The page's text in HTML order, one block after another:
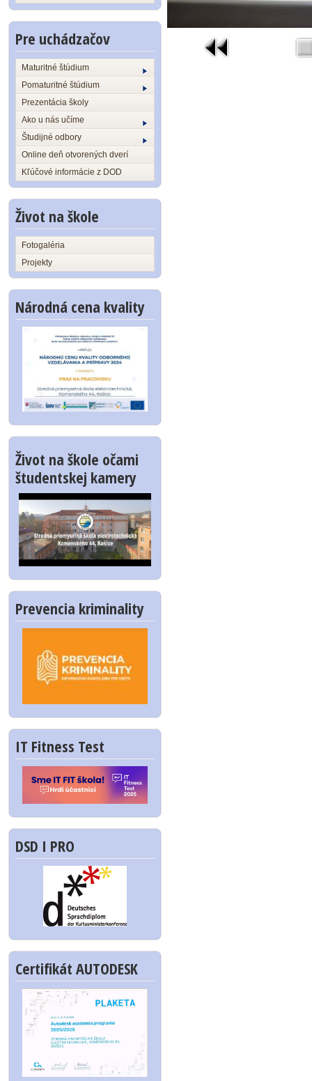
Pre uchádzačov
Maturitné štúdium
Pomaturitné štúdium
Prezentácia školy
Ako u nás učíme
Študijné odbory
Online deň otvorených dverí
Kľúčové informácie z DOD
Život na škole
Fotogaléria
Projekty
Národná cena kvality
Život na škole očami
študentskej kamery
Prevencia kriminality
IT Fitness Test
DSD I PRO
Certifikát AUTODESK